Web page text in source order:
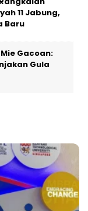
11 Jabung,
Baru
Gacoan:
Gula